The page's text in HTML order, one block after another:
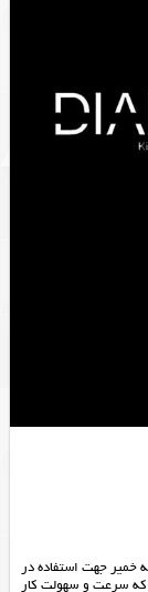
خمیر جهت استفاده در
که سرعت و سهولت کار